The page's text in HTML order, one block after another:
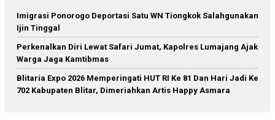
Imigrasi Ponorogo Deportasi Satu WN Tiongkok Salahgunakan
Ijin Tinggal
Perkenalkan Diri Lewat Safari Jumat, Kapolres Lumajang Ajak
Warga Jaga Kamtibmas
Blitaria Expo 2026 Memperingati HUT RI Ke 81 Dan Hari Jadi Ke
702 Kabupaten Blitar, Dimeriahkan Artis Happy Asmara